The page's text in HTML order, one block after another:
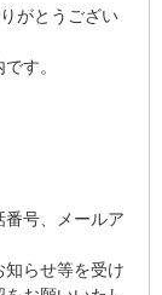
がとうござい
す。
号、メールア
らせ等を受け